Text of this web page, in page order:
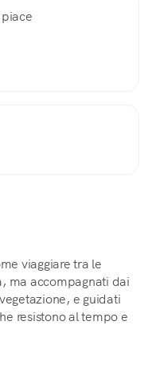
viaggiare tra le
ma accompagnati dai
e guidati
resistono al tempo e